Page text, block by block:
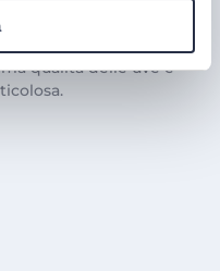
di eccellenza: i vini
qualità delle uve e